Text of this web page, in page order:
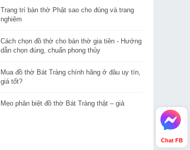
Trang trí bàn thờ Phật sao cho đúng và trang
nghiêm
Cách chọn đồ thờ cho bàn thờ gia tiên - Hướng
dẫn chọn đúng, chuẩn phong thủy
Mua đồ thờ Bát Tràng chính hãng ở đâu uy tín,
giá tốt?
Mẹo phân biệt đồ thờ Bát Tràng thật – giả
Chat FB